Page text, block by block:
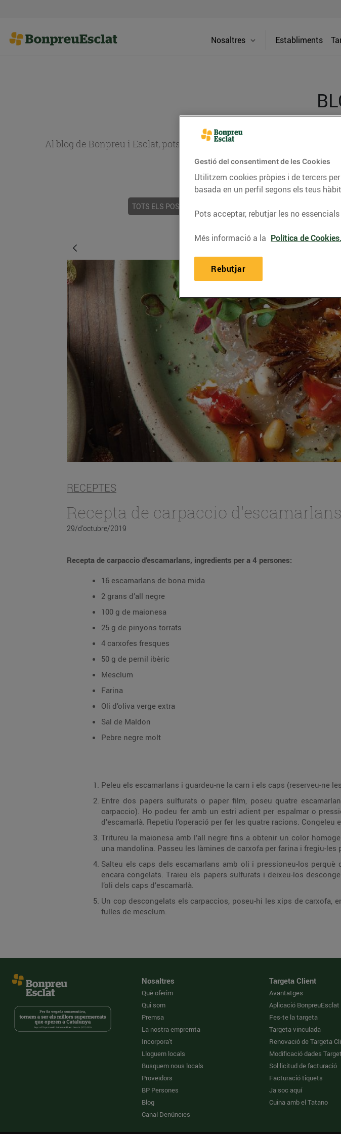
Nosaltres Establiments
Al blog de Bonpreu i Esclat, pots trobar receptes, consells
del nostre territori i
TOTS ELS POSTS
RECEPTES
Recepta de carpaccio d'escamarlans
29/d’octubre/2019
Recepta de carpaccio d’escamarlans, ingredients per a 4 persones:
16 escamarlans de bona mida
2 grans d’all negre
100 g de maionesa
25 g de pinyons torrats
4 carxofes fresques
50 g de pernil ibèric
Mesclum
Farina
Oli d’oliva verge extra
Sal de Maldon
Pebre negre molt
Peleu
Entre dos papers sulfurats o paper film, poseu quatre escamarlans pelats i espalmeu-los, és a dir, aixafeu-los perquè quedin plans (com
carpaccio). Ho podeu fer amb un estri adient per espalmar o pressionant amb una safata o un plat pla. Us hauria de quedar un cercle fi de carn
d’escamarlà. Repetiu l’operació per fer
Tritureu la maionesa amb l’all negre fins a obtenir un color homogeni. Peleu les carxofes i deixeu-ne el cor. Talleu-lo finalment amb un ganivet o
Salteu els caps dels escamarlans amb oli i pressioneu-los perquè deixin anar el suc. Coleu l’oli resultant. En un plat pla, poseu els carpaccios,
encara congelats. Traieu els papers sulfurats i deixeu-los descongelar al plat mateix. Salpebreu per sobre els carpaccios i afegiu-hi una mica de
l’oli dels caps d’escamarlà.
Un cop descongelats els carpaccios, poseu-hi les xips de carxofa, encenalls de pernil, els pinyons torrats, uns punts de maionesa d’all negre i les
fulles de mesclum.
Nosaltres
Què oferim
Qui som
Premsa
La nostra empremta
Incorpora't
Lloguem locals
Busquem nous locals
Proveïdors
BP Persones
Blog
Canal Denúncies
Targeta Client
Avantatges
Aplicació BonpreuEsclat
Fes-te la targeta
Targeta vinculada
Renovació de Targeta
Modificació dades
Sol·licitud de facturació
Facturació tiquets
Ja soc aquí
Cuina amb el Tatano
Gestió del consentiment de les Cookies
Utilitzem cookies pròpies i de tercers
basada en un perfil segons els teus
Pots acceptar, rebutjar les no
Més informació a la Política de Cookies.
Rebutjar